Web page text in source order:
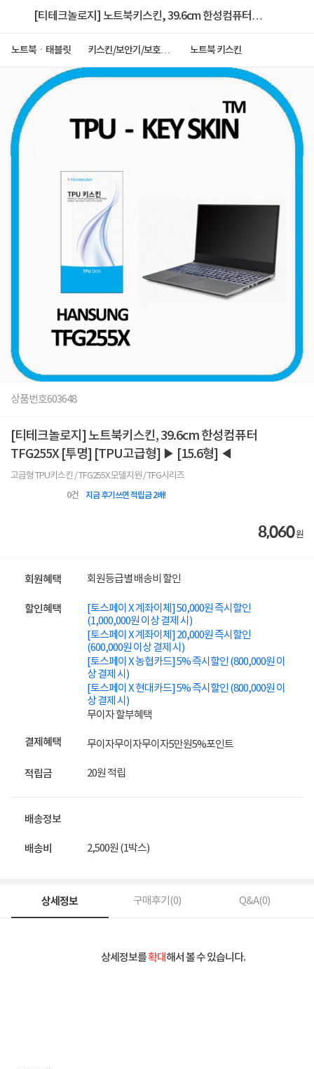
[티테크놀로지] 노트북키스킨, 39.6cm 한성컴퓨터
노트북ㆍ태블릿
키스킨/보안기/보호필
노트북 키스킨
상품번호603648
[티테크놀로지] 노트북키스킨, 39.6cm 한성컴퓨터
TFG255X [투명] [TPU고급형] ▶ [15.6형] ◀
고급형 TPU키스킨 / TFG255X 모델지원 / TFG시리즈
0건 지금 후기쓰면 적립금 2배!
8,060원
회원혜택 회원등급별 배송비 할인
할인혜택
[토스페이 X 계좌이체] 50,000원 즉시할인
(1,000,000원 이상 결제 시)
[토스페이 X 계좌이체] 20,000원 즉시할인
(600,000원 이상 결제 시)
[토스페이 X 농협카드] 5% 즉시할인 (800,000원 이
상 결제 시)
[토스페이 X 현대카드] 5% 즉시할인 (800,000원 이
상 결제 시)
무이자 할부혜택
결제혜택 무이자무이자무이자5만원5%포인트
적립금 20원 적립
배송정보
배송비 2,500원 (1박스)
상세정보 구매후기(0) Q&A(0)
상세정보를확대해서 볼 수 있습니다.